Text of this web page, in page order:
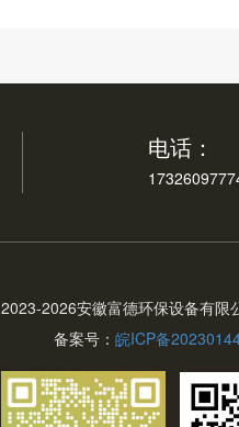
电话：
2023-2026安徽富德环保设备有限
备案号： 皖ICP备